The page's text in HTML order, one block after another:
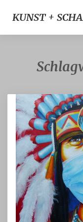
KUNST +